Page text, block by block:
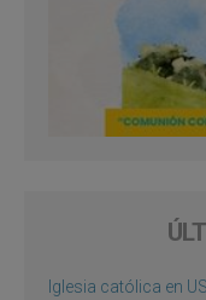
Iglesia católica en